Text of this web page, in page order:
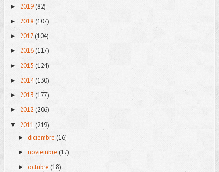
► 2019(82)
► 2018 (107)
► 2017 (104)
► 2016(117)
► 2015 (124)
► 2014(130)
► 2013 (177)
► 2012 (206)
▼ 2011 (219)
► diciembre (16)
► noviembre (17)
► octubre (18)